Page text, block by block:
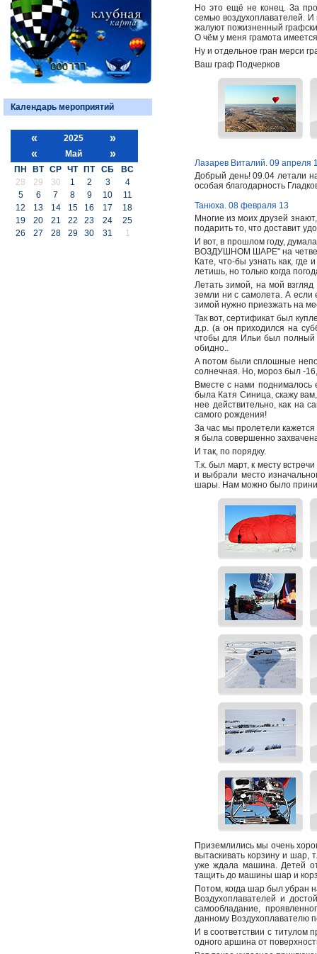
Календарь мероприятий
« 2025
»
«
Май »
ПН ВТ СР ЧТ ПТ СБ
ВС
28
29 30 1 2 3
4
5
6 7 8 9 10
11
12
13 14 15 16 17
18
19
20 21 22 23 24
25
26
27 28 29 30 31 1
Но это ещё не конец. За
семью воздухоплавателей.
жалуют пожизненный
О чём у меня грамота
Ну и отдельное гран мерси
Ваш граф Подчерков
Лазарев Виталий. 09 апреля
Добрый день! 09.04 летали
особая благодарность
Танюха. 08 февраля 13
Многие из моих друзей
подарить то, что доставит
И вот, в прошлом году,
ВОЗДУШНОМ ШАРЕ" на
Кате, что-бы узнать как,
летишь, но только когда
Летать зимой, на мой
земли ни с самолета. А если
зимой нужно приезжать на
Так вот, сертификат был
д.р. (а он приходился на
чтобы для Ильи был полный
обидно..
А потом были сплошные
солнечная. Но, мороз был -
Вместе с нами
была Катя Синица, скажу
нее действительно, как на
самого рождения!
За час мы пролетели
я была совершенно
И так, по порядку.
Т.к. был март, к месту
и выбрали место
шары. Нам можно было
Приземлились мы очень
вытаскивать корзину и шар,
уже ждала машина. Детей
тащить до машины шар и
Потом, когда шар был убран
Воздухоплавателей и
самообладание,
данному Воздухоплавателю
И в соответствии с титулом
одного аршина от